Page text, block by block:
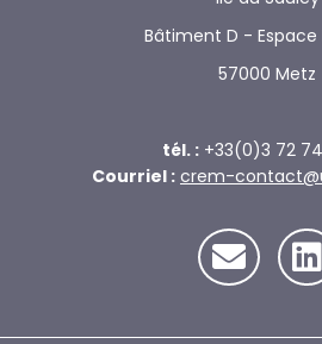
Bâtiment D - Espace
57000 Metz
tél. : +33(0)3 72
Courriel : crem-